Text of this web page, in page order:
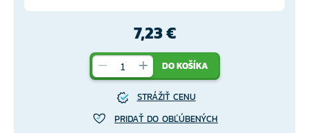
7,23 €
DO KOŠÍKA
STRÁŽIŤ CENU
PRIDAŤ DO OBĽÚBENÝCH